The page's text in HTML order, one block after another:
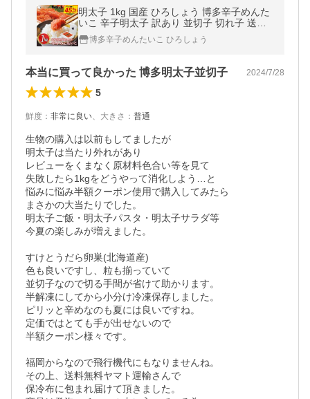
明太子 1kg 国産 ひろしょう 博多辛子めんた
いこ 辛子明太子 訳あり 並切子 切れ子 送料
無料 ご飯のお供 家庭用 お取り寄せグルメ ギ
フト お中元 超PayPay祭
博多辛子めんたいこ ひろしょう
本当に買って良かった 博多明太子並切子 2024/7/28
5
鮮度 ： 非常に良い、 大きさ ： 普通
生物の購入は以前もしてましたが
明太子は当たり外れがあり
レビューをくまなく原材料色合い等を見て
失敗したら1kgをどうやって消化しよう…と
悩みに悩み半額クーポン使用で購入してみたら
まさかの大当たりでした。
明太子ご飯・明太子パスタ・明太子サラダ等
今夏の楽しみが増えました。
すけとうだら卵巣(北海道産)
色も良いですし、粒も揃っていて
並切子なので切る手間が省けて助かります。
半解凍にしてから小分け冷凍保存しました。
ピリッと辛めなのも夏には良いですね。
定価ではとても手が出せないので
半額クーポン様々です。
福岡からなので飛行機代にもなりませんね。
その上、送料無料ヤマト運輸さんで
保冷布に包まれ届けて頂きました。